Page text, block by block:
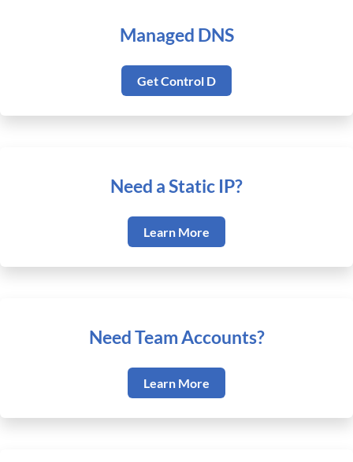
Managed DNS
Get Control D
Need a Static IP?
Learn More
Need Team Accounts?
Learn More